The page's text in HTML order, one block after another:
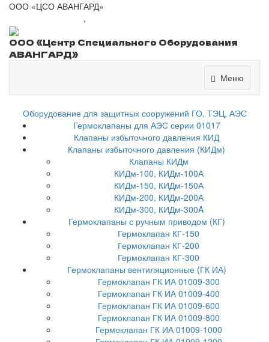
ООО «ЦСО АВАНГАРД»
,
ООО «Центр Специального Оборудования
АВАНГАРД»
Меню
Меню
Оборудование для защитных сооружений ГО, ТЭЦ, АЭС
Гермоклапаны для АЭС серии 01017
Клапаны избыточного давления КИД
Клапаны избыточного давления (КИДм)
Клапаны КИДм
КИДм-100, КИДм-100А
КИДм-150, КИДм-150А
КИДм-200, КИДм-200А
КИДм-300, КИДм-300A
Гермоклапаны с ручным приводом (КГ)
Гермоклапан КГ-150
Гермоклапан КГ-200
Гермоклапан КГ-300
Гермоклапаны вентиляционные (ГК ИА)
Гермоклапан ГК ИА 01009-300
Гермоклапан ГК ИА 01009-400
Гермоклапан ГК ИА 01009-600
Гермоклапан ГК ИА 01009-800
Гермоклапан ГК ИА 01009-1000